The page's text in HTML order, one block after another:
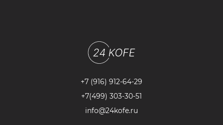
+7 (916) 912-64-29
+7(499) 303-30-51
info@24kofe.ru